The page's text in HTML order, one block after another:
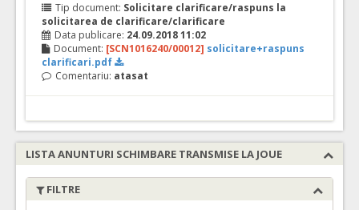
Tip document: Solicitare clarificare/raspuns la
solicitarea de clarificare/clarificare
Data publicare: 24.09.2018 11:02
Document: [SCN1016240/00012] solicitare+raspuns
clarificari.pdf
Comentariu: atasat
LISTA ANUNTURI SCHIMBARE TRANSMISE LA JOUE
FILTRE